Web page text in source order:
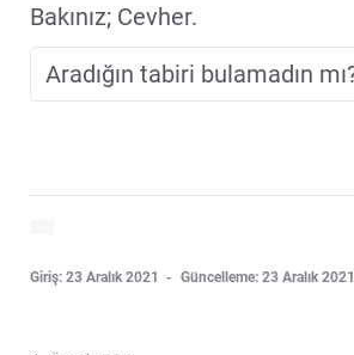
Bakınız; Cevher.
Giriş: 23 Aralık 2021 Güncelleme: 23 Aralık 2021